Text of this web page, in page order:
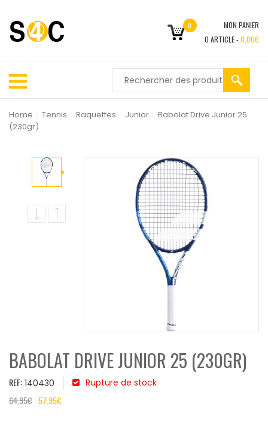
0
MON PANIER
0 ARTICLE -0,00€
Home Tennis Raquettes Junior
Babolat Drive Junior 25
(230gr)
BABOLAT DRIVE JUNIOR 25 (230GR)
REF: 140430 Rupture de stock
64,95€ 57,95€